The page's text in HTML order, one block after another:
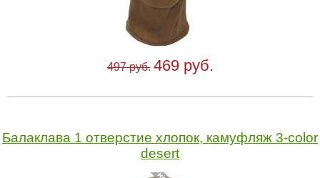
497 руб. 469 руб.
Балаклава 1 отверстие хлопок, камуфляж 3-color
desert